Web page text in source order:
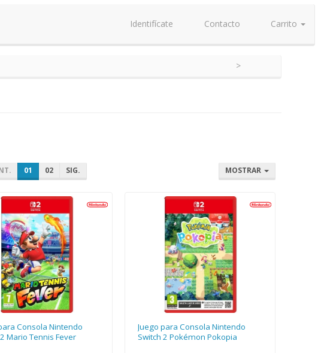
Identifícate Contacto Carrito
01 02 SIG. MOSTRAR
Consola Nintendo
Mario Tennis Fever
Juego para Consola Nintendo
Switch 2 Pokémon Pokopia